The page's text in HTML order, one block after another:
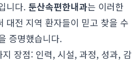
니다. 둔산속편한내과는 이러한
대전 지역 환자들이 믿고 찾을 수
증명했습니다.
장점: 인력, 시설, 과정, 성과, 감